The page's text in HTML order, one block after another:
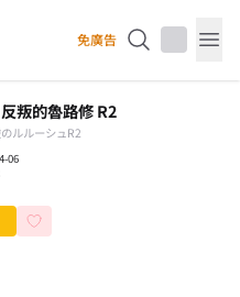
免廣告
叛的魯路修 R2
ルルーシュR2
06